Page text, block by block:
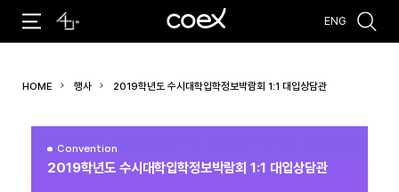
#코엑스 전시 #행사 #주차안내 #편의시설
#오시는 길
ENG
HOME 행사 2019학년도 수시대학입학정보박람회 1:1 대입상담관
Convention
2019학년도 수시대학입학정보박람회 1:1 대입상담관